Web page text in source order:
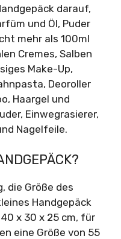
darauf,
und Öl, Puder
mehr als 100ml
Cremes, Salben
Make-Up,
Deoroller
Haargel und
Einwegrasierer,
Nagelfeile.
die Größe des
Handgepäck
x 30 x 25 cm, für
eine Größe von 55